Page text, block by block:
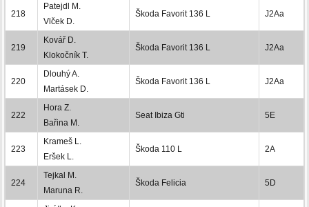
218
Patejdl M.
Vlček D.
Škoda Favorit 136 L J2Aa
219
Kovář D.
Klokočník T.
Škoda Favorit 136 L J2Aa
220
Dlouhý A.
Martásek D.
Škoda Favorit 136 L J2Aa
222
Hora Z.
Bařina M.
Seat Ibiza Gti 5E
223
Krameš L.
Eršek L.
Škoda 110 L 2A
224
Tejkal M.
Maruna R.
Škoda Felicia 5D